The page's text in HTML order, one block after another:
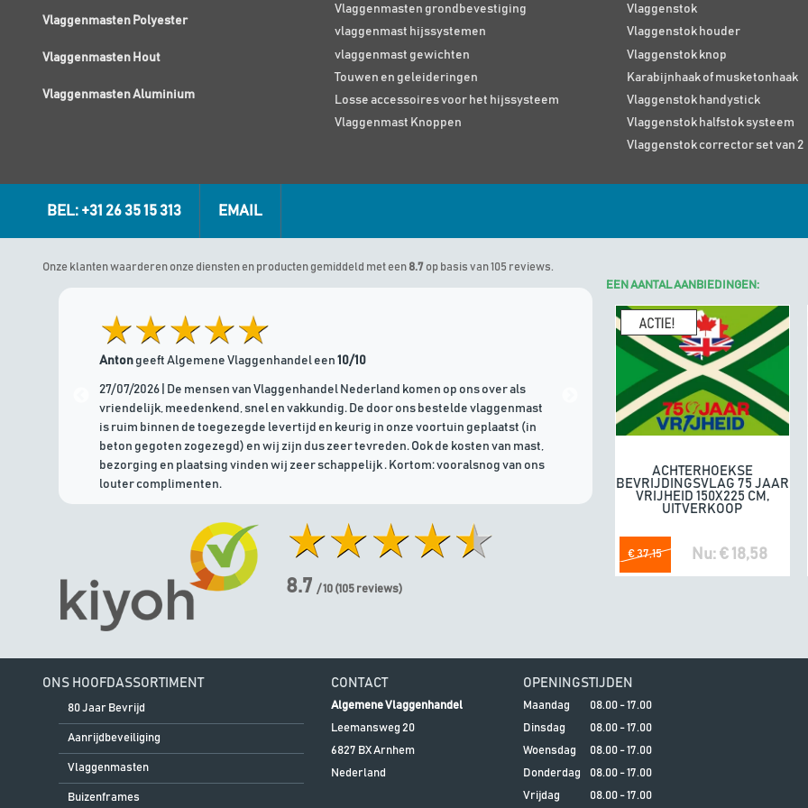
Vlaggenmasten Polyester
Vlaggenmasten Hout
Vlaggenmasten Aluminium
Vlaggenmasten grondbevestiging
vlaggenmast hijssystemen
vlaggenmast gewichten
Touwen en geleideringen
Losse accessoires voor het hijssysteem
Vlaggenmast Knoppen
Vlaggenstok
Vlaggenstok houder
Vlaggenstok knop
Karabijnhaak of musketonhaak
Vlaggenstok handystick
Vlaggenstok halfstok systeem
Vlaggenstok corrector set van 2
BEL: +31 26 35 15 313 EMAIL
Onze klanten waarderen onze diensten en producten gemiddeld met een 8.7 op basis van 105 reviews.
Antongeeft Algemene Vlaggenhandel een 10/10
27/07/2026 | De mensen van Vlaggenhandel Nederland komen op ons over als
vriendelijk, meedenkend, snel en vakkundig. De door ons bestelde vlaggenmast
is ruim binnen de toegezegde levertijd en keurig in onze voortuin geplaatst (in
beton gegoten zogezegd) en wij zijn dus zeer tevreden. Ook de kosten van mast,
bezorging en plaatsing vinden wij zeer schappelijk . Kortom: vooralsnog van ons
louter complimenten.
Marinus geeft Algemene
21/07/2026 | Goede
8.7 / 10 (105 reviews)
EEN AANTAL AANBIEDINGEN:
In winkelwagen
ACHTERHOEKSE
BEVRIJDINGSVLAG 75 JAAR
VRIJHEID 150X225 CM,
UITVERKOOP
€ 37,15 Nu: € 18,58
ONS HOOFDASSORTIMENT
80 Jaar Bevrijd
Aanrijdbeveiliging
Vlaggenmasten
Buizenframes
CONTACT
Algemene Vlaggenhandel
Leemansweg 20
6827 BXArnhem
Nederland
OPENINGSTIJDEN
Maandag
08.00 - 17.00
Dinsdag
08.00 - 17.00
Woensdag
08.00 - 17.00
Donderdag
08.00 - 17.00
Vrijdag
08.00 - 17.00